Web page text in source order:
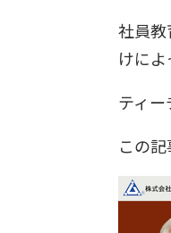
社員
けに
ティ
この